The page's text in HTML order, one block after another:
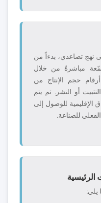
نهج تصاعدي، بدءاً من
مباشرةً من خلال
أرقام حجم الإنتاج من
أو النشر. ثم يتم
الإقليمية للوصول إلى
للصناعة.
يلي: